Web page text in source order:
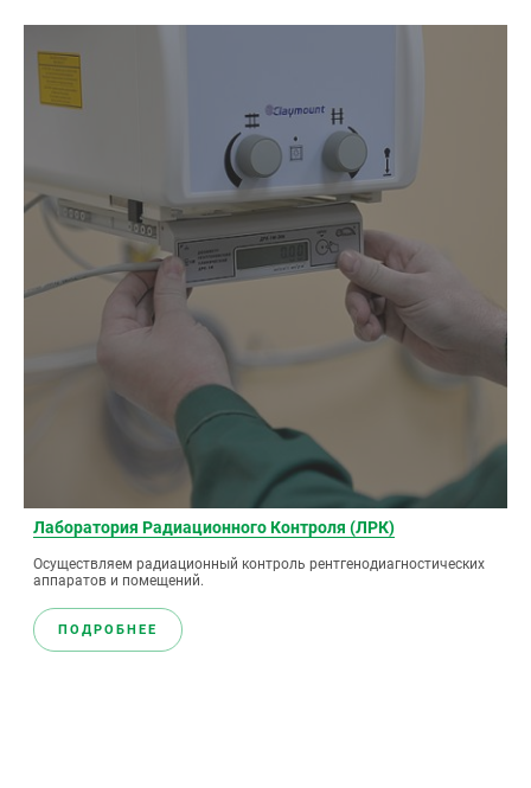
Лаборатория Радиационного Контроля (ЛРК)
Осуществляем радиационный контроль рентгенодиагностических
аппаратов и помещений.
ПОДРОБНЕЕ